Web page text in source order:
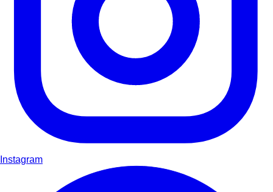
Instagram